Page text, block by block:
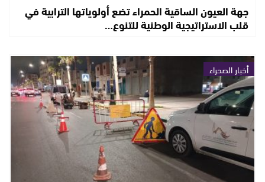
جهة العيون الساقية الحمراء تضع أولوياتها الترابية في
قلب الاستراتيجية الوطنية للتنوع…
أخبار الصحراء